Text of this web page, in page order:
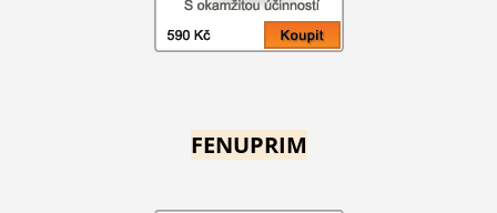
FENUPRIM